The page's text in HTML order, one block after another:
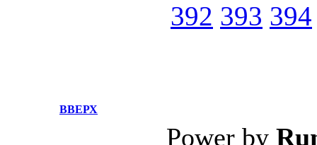
392 393 394
ВВЕРХ
Power by